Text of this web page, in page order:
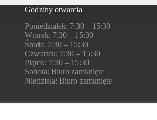
Godziny otwarcia
Poniedziałek: 7:30 – 15:30
Wtorek: 7:30 – 15:30
Środa: 7:30 – 15:30
Czwartek: 7:30 – 15:30
Piątek: 7:30 – 15:30
Sobota: Biuro zamknięte
Niedziela: Biuro zamknięte